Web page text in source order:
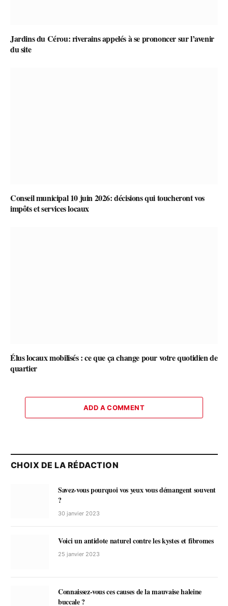
Jardins du Cérou: riverains appelés à se prononcer sur l’avenir
du site
Conseil municipal 10 juin 2026: décisions qui toucheront vos
impôts et services locaux
Élus locaux mobilisés : ce que ça change pour votre quotidien de
quartier
ADD A COMMENT
CHOIX DE LA RÉDACTION
Savez-vous pourquoi vos yeux vous démangent souvent
?
30 janvier 2023
Voici un antidote naturel contre les kystes et fibromes
25 janvier 2023
Connaissez-vous ces causes de la mauvaise haleine
buccale ?